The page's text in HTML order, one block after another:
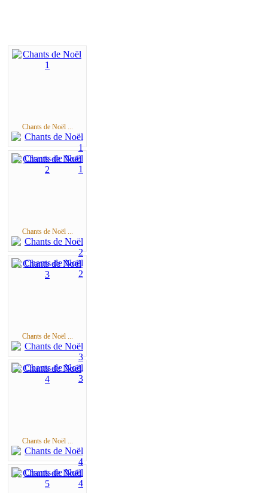
Chants de Noël ...
Chants de Noël ...
Chants de Noël ...
Chants de Noël ...